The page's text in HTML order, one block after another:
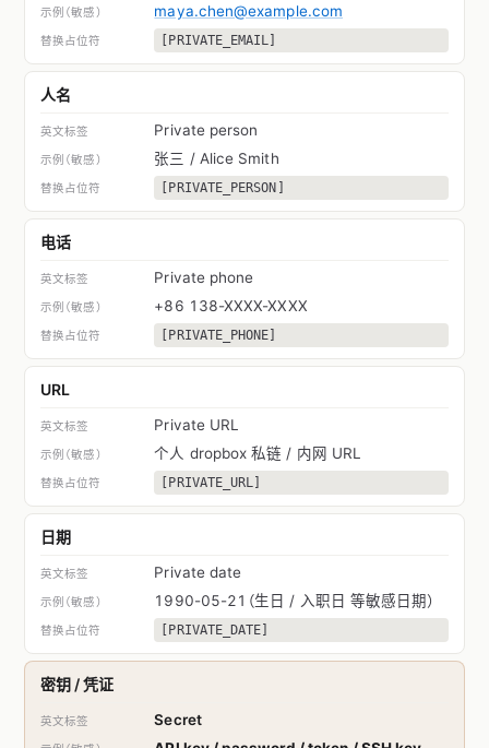
maya.chen@example.com
[PRIVATE_EMAIL]
人名
Private person
张三 / Alice Smith
[PRIVATE_PERSON]
电话
Private phone
+86 138-XXXX-XXXX
[PRIVATE_PHONE]
URL
Private URL
个人 dropbox 私链 / 内网 URL
[PRIVATE_URL]
日期
Private date
1990-05-21（生日 / 入职日 等敏感日期）
[PRIVATE_DATE]
密钥 / 凭证
Secret